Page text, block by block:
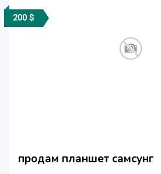
200 $
продам планшет самсунг